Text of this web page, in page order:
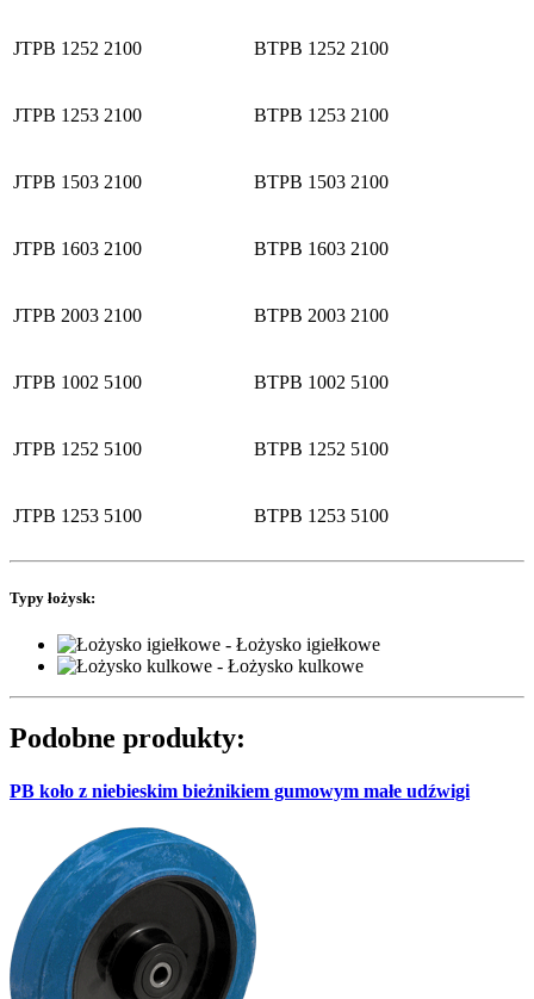
JTPB 1252 2100 BTPB 1252 2100
JTPB 1253 2100 BTPB 1253 2100
JTPB 1503 2100 BTPB 1503 2100
JTPB 1603 2100 BTPB 1603 2100
JTPB 2003 2100 BTPB 2003 2100
JTPB 1002 5100 BTPB 1002 5100
JTPB 1252 5100 BTPB 1252 5100
JTPB 1253 5100 BTPB 1253 5100
Typy łożysk:
- Łożysko igiełkowe
- Łożysko kulkowe
Podobne produkty:
PB koło z niebieskim bieżnikiem gumowym małe udźwigi